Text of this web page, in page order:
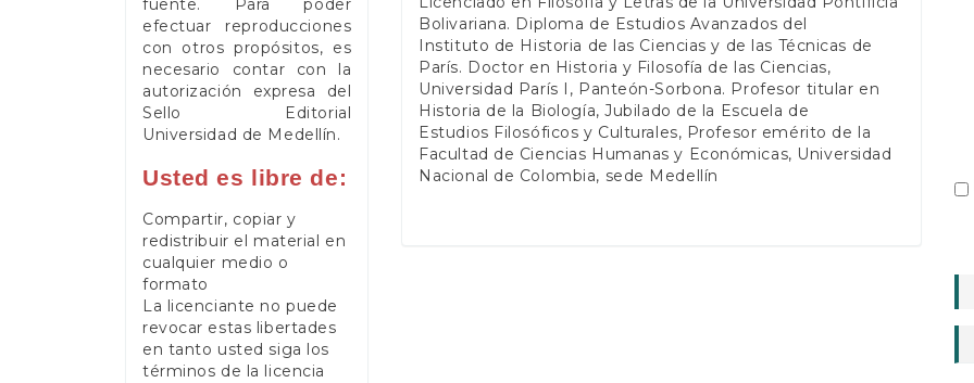
fuente. Para poder
efectuar reproducciones
con otros propósitos, es
necesario contar con la
autorización expresa del
Sello Editorial
Universidad de Medellín.
Usted es libre de:
Compartir, copiar y
redistribuir el material en
cualquier medio o
formato
La licenciante no puede
revocar estas libertades
en tanto usted siga los
términos de la licencia
Bolivariana. Diploma de Estudios Avanzados del
Instituto de Historia de las Ciencias y de las Técnicas de
París. Doctor en Historia y Filosofía de las Ciencias,
Universidad París I, Panteón-Sorbona. Profesor titular en
Historia de la Biología, Jubilado de la Escuela de
Estudios Filosóficos y Culturales, Profesor emérito de la
Facultad de Ciencias Humanas y Económicas, Universidad
Nacional de Colombia, sede Medellín